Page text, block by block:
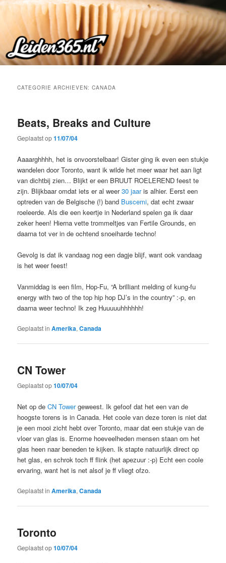
Spring
primaire
inhoud
Spring
secundaire
inhoud
CATEGORIE ARCHIEVEN:CANADA
Beats, Breaks and Culture
Geplaatst op11/07/04
Aaaarghhhh, het is onvoorstelbaar! Gister ging ik even een stukje
wandelen door Toronto, want ik wilde het meer waar het aan ligt
van dichtbij zien… Blijkt er een BRUUT ROELEREND feest te
zijn. Blijkbaar omdat iets er al weer30 jaaris alhier. Eerst een
optreden van de Belgische (!) band Buscemi, dat echt zwaar
roeleerde. Als die een keertje in Nederland spelen ga ik daar
zeker heen! Hierna vette trommeltjes van Fertile Grounds, en
daarna tot ver in de ochtend snoeiharde techno!
Gevolg is dat ik vandaag nog een dagje blijf, want ook vandaag
is het weer feest!
Vanmiddag is een film, Hop-Fu, “A brilliant melding of kung-fu
energy with two of the top hip hop DJ’s in the country” :-p, en
daarna weer techno! Ik zeg Huuuuuhhhhhh!
Geplaatst in Amerika,Canada
CN Tower
Geplaatst op10/07/04
Net op deCN Towergeweest. Ik gefoof dat het een van de
hoogste torens is in Canada. Het coole van deze toren is niet dat
je een mooi zicht hebt over Toronto, maar dat een stukje van de
vloer van glas is. Enorme hoeveelheden mensen staan om het
glas heen naar beneden te kijken. Ik stapte natuurlijk direct op
het glas, en schrok toch ff flink (het apezuur :-p) Echt een coole
ervaring, want het is net alsof je ff vliegt ofzo.
Geplaatst in Amerika,Canada
Toronto
Geplaatst op10/07/04